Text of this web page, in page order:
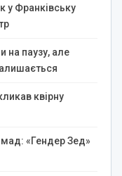
у Франківську
на паузу, але
квірну
«Гендер Зед»